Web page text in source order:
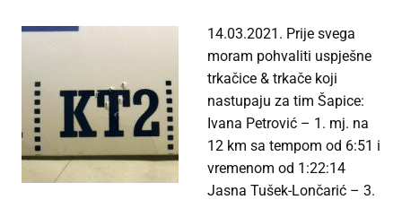
14.03.2021. Prije svega
moram pohvaliti uspješne
trkačice & trkače koji
nastupaju za tim Šapice:
Ivana Petrović – 1. mj. na
12 km sa tempom od 6:51 i
vremenom od 1:22:14
Jasna Tušek-Lončarić – 3.